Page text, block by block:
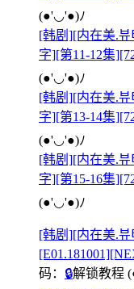
(●'◡'●)ﾉ
[韩剧][内在美.뷰
字][第11-12集
(●'◡'●)ﾉ
[韩剧][内在美.뷰
字][第13-14集
(●'◡'●)ﾉ
[韩剧][内在美.뷰
字][第15-16集
(●'◡'●)ﾉ
[韩剧][内在美.뷰
码： 🔒解锁教程